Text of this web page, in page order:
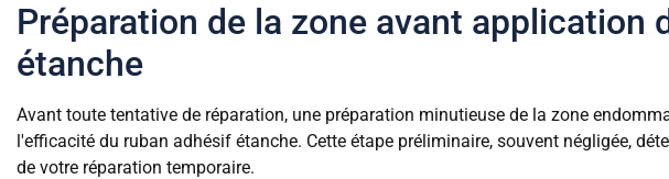
Préparation de la zone avant application
étanche
Avant toute tentative de réparation, une préparation minutieuse de la zone
l'efficacité du ruban adhésif étanche. Cette étape préliminaire, souvent négligée,
de votre réparation temporaire.